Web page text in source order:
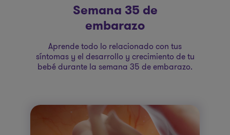
Semana 35 de
embarazo
Aprende todo lo relacionado con tus
síntomas y el desarrollo y crecimiento de tu
bebé durante la semana 35 de embarazo.